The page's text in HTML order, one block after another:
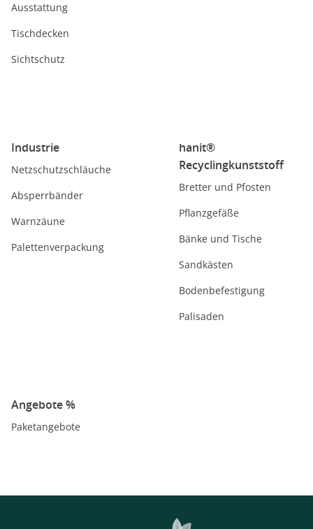
Ausstattung
Tischdecken
Sichtschutz
Industrie
Netzschutzschläuche
Absperrbänder
Warnzäune
Palettenverpackung
hanit®
Recyclingkunststoff
Bretter und Pfosten
Pflanzgefäße
Bänke und Tische
Sandkästen
Bodenbefestigung
Palisaden
Angebote %
Paketangebote